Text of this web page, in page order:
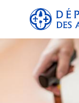
Panneau de